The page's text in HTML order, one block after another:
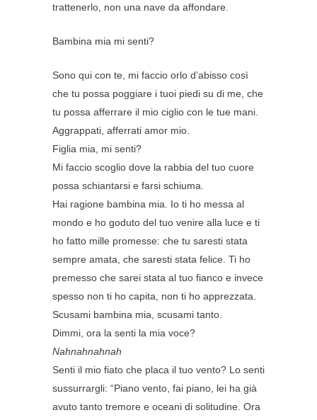
trattenerlo, non una nave da affondare.
Bambina mia mi senti?
Sono qui con te, mi faccio orlo d’abisso così
che tu possa poggiare i tuoi piedi su di me, che
tu possa afferrare il mio ciglio con le tue mani.
Aggrappati, afferrati amor mio.
Figlia mia, mi senti?
Mi faccio scoglio dove la rabbia del tuo cuore
possa schiantarsi e farsi schiuma.
Hai ragione bambina mia. Io ti ho messa al
mondo e ho goduto del tuo venire alla luce e ti
ho fatto mille promesse: che tu saresti stata
sempre amata, che saresti stata felice. Ti ho
premesso che sarei stata al tuo fianco e invece
spesso non ti ho capita, non ti ho apprezzata.
Scusami bambina mia, scusami tanto.
Dimmi, ora la senti la mia voce?
Nahnahnahnah
Senti il mio fiato che placa il tuo vento? Lo senti
sussurrargli: “Piano vento, fai piano, lei ha già
avuto tanto tremore e oceani di solitudine. Ora